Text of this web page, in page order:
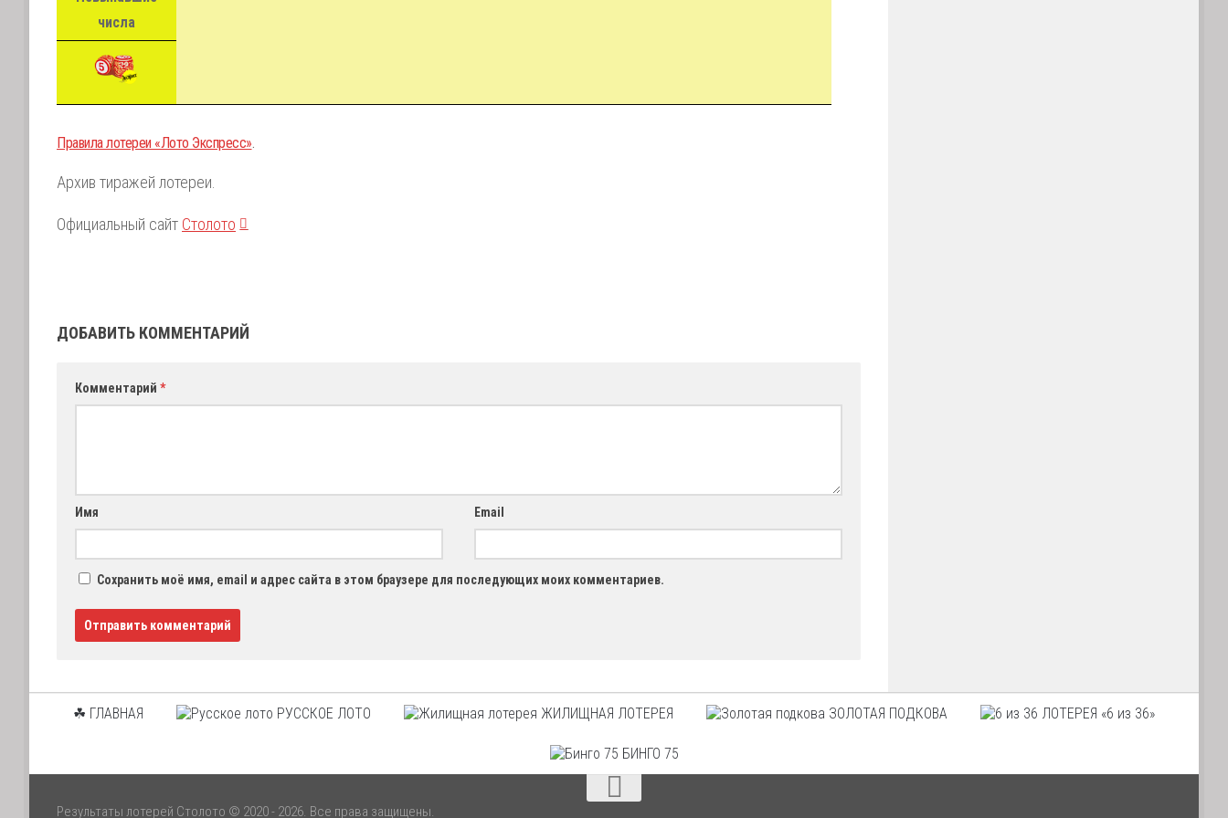
числа
Правила лотереи «Лото Экспресс».
Архив тиражей лотереи.
Официальный сайт Столото .
ДОБАВИТЬ КОММЕНТАРИЙ
Комментарий *
Имя Email
Сохранить моё имя, email и адрес сайта в этом браузере для последующих моих комментариев.
☘ ГЛАВНАЯ РУССКОЕ ЛОТО ЖИЛИЩНАЯ ЛОТЕРЕЯ ЗОЛОТАЯ ПОДКОВА ЛОТЕРЕЯ «6 из 36»
БИНГО 75
Результаты лотерей Столото © 2020 - 2026. Все права защищены.